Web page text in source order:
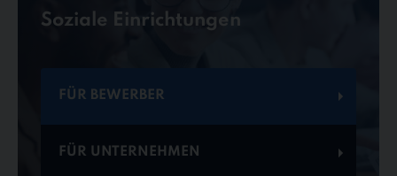
Soziale Einrichtungen
FÜR BEWERBER
FÜR UNTERNEHMEN